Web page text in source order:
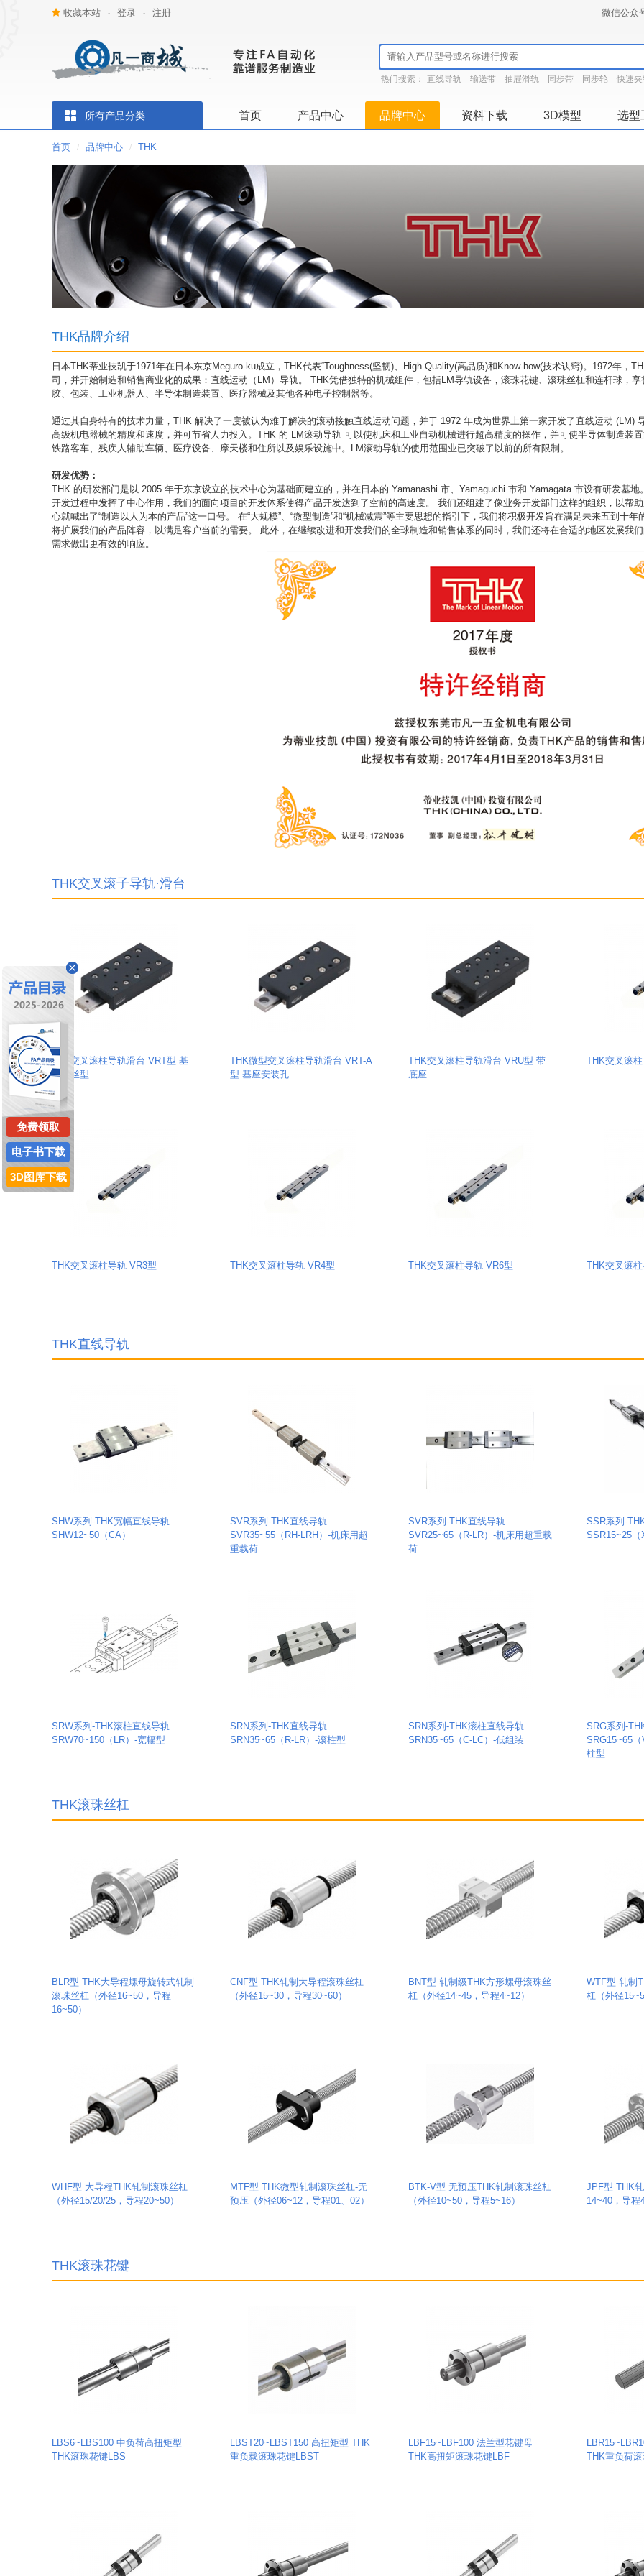
收藏本站 - 登录 - 注册 微信公众
热门搜索： 直线导轨 输送带 抽屉滑轨 同步带 同步轮 快速
所有产品分类 首页 产品中心 品牌中心 资料下载 3D模型 选型
首页 / 品牌中心 / THK
THK品牌介绍
日本THK蒂业技凯于1971年在日本东京Meguro-ku成立，THK代表“Toughness(坚韧)、High Quality(高品质)和Know-how(技术诀窍)。1972年，
司，并开始制造和销售商业化的成果：直线运动（LM）导轨。 THK凭借独特的机械组件，包括LM导轨设备，滚珠花键、滚珠丝杠和连杆球，
胶、包装、工业机器人、半导体制造装置、医疗器械及其他各种电子控制器等。
通过其自身特有的技术力量，THK 解决了一度被认为难于解决的滚动接触直线运动问题，并于 1972 年成为世界上第一家开发了直线运动 (LM)
高级机电器械的精度和速度，并可节省人力投入。THK 的 LM滚动导轨 可以使机床和工业自动机械进行超高精度的操作，并可使半导体制造装
铁路客车、残疾人辅助车辆、医疗设备、摩天楼和住所以及娱乐设施中。LM滚动导轨的使用范围业已突破了以前的所有限制。
研发优势：
THK 的研发部门是以 2005 年于东京设立的技术中心为基础而建立的，并在日本的 Yamanashi 市、Yamaguchi 市和 Yamagata 市设有研发基
开发过程中发挥了中心作用，我们的面向项目的开发体系使得产品开发达到了空前的高速度。 我们还组建了像业务开发部门这样的组织，以帮
心就喊出了“制造以人为本的产品”这一口号。 在“大规模”、“微型制造”和“机械减震”等主要思想的指引下，我们将积极开发旨在满足未来五到十
将扩展我们的产品阵容，以满足客户当前的需要。 此外，在继续改进和开发我们的全球制造和销售体系的同时，我们还将在合适的地区发展我
需求做出更有效的响应。
THK交叉滚子导轨·滑台
THK交叉滚柱导轨滑台 VRT型 基
座攻丝型
THK微型交叉滚柱导轨滑台 VRT-A
型 基座安装孔
THK交叉滚柱导轨滑台 VRU型 带
底座
THK交叉滚
THK交叉滚柱导轨 VR3型 THK交叉滚柱导轨 VR4型 THK交叉滚柱导轨 VR6型 THK交叉滚
THK直线导轨
SHW系列-THK宽幅直线导轨
SHW12~50（CA）
SVR系列-THK直线导轨
SVR35~55（RH-LRH）-机床用超
重载荷
SVR系列-THK直线导轨
SVR25~65（R-LR）-机床用超重载
荷
SSR系列-
SSR15~25（
SRW系列-THK滚柱直线导轨
SRW70~150（LR）-宽幅型
SRN系列-THK直线导轨
SRN35~65（R-LR）-滚柱型
SRN系列-THK滚柱直线导轨
SRN35~65（C-LC）-低组装
SRG系列-
SRG15~65（
柱型
THK滚珠丝杠
BLR型 THK大导程螺母旋转式轧制
滚珠丝杠（外径16~50，导程
16~50）
CNF型 THK轧制大导程滚珠丝杠
（外径15~30，导程30~60）
BNT型 轧制级THK方形螺母滚珠丝
杠（外径14~45，导程4~12）
WTF型 轧制
杠（外径
WHF型 大导程THK轧制滚珠丝杠
（外径15/20/25，导程20~50）
MTF型 THK微型轧制滚珠丝杠-无
预压（外径06~12，导程01、02）
BTK-V型 无预压THK轧制滚珠丝杠
（外径10~50，导程5~16）
JPF型 THK
14~40，导程
THK滚珠花键
LBS6~LBS100 中负荷高扭矩型
THK滚珠花键LBS
LBST20~LBST150 高扭矩型 THK
重负载滚珠花键LBST
LBF15~LBF100 法兰型花键母
THK高扭矩滚珠花键LBF
THK重负荷
免费领取
电子书下载
3D图库下载